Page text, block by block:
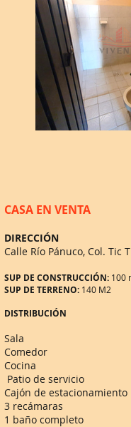
CASA EN VENTA
DIRECCIÓN
Calle Río Pánuco, Col. Tic
SUP DE CONSTRUCCIÓN: 100
SUP DE TERRENO: 140 M2
DISTRIBUCIÓN
Sala
Comedor
Cocina
Patio de servicio
Cajón de estacionamiento
3 recámaras
1 baño completo